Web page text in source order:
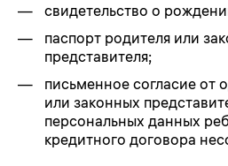
свидетельство о
паспорт родителя или
представителя;
письменное согласие от
или законных
персональных данных
кредитного договора